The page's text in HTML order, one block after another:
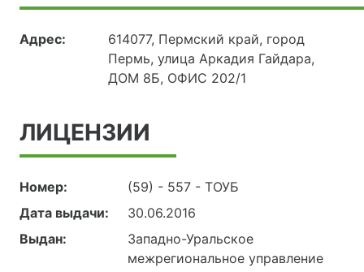
Адрес:
614077, Пермский край, город
Пермь, улица Аркадия Гайдара,
ДОМ 8Б, ОФИС 202/1
ЛИЦЕНЗИИ
Номер:
(59) - 557 - ТОУБ
Дата выдачи:
30.06.2016
Выдан:
Западно-Уральское
межрегиональное управление